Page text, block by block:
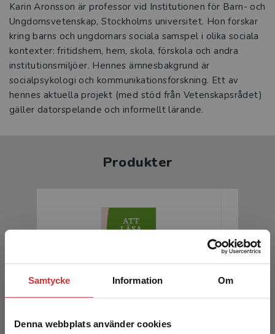
Samtycke Information Om
Denna webbplats använder cookies
Karin Aronsson är professor vid Institutionen för Barn- och
Ungdomsvetenskap, Stockholms universitet. Hon forskar
kring barns och ungdomars sociala samspel i olika sociala
kontexter: fritidshem, hem, skola, förskola och andra
institutionsmiljöer. Hennes ämnesbakgrund är
socialpsykologi och kommunikationsforskning. Ett av
hennes aktuella projekt (med stöd från Vetenskapsrådet)
gäller datorspelande och informellt lärande.
Produkter